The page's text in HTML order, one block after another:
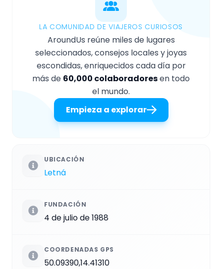
LA COMUNIDAD DE VIAJEROS CURIOSOS
AroundUs reúne miles de lugares
seleccionados, consejos locales y joyas
escondidas, enriquecidos cada día por
más de 60,000 colaboradoresen todo
el mundo.
Empieza a explorar
UBICACIÓN
Letná
FUNDACIÓN
4 de julio de 1988
COORDENADAS GPS
50.09390,14.41310